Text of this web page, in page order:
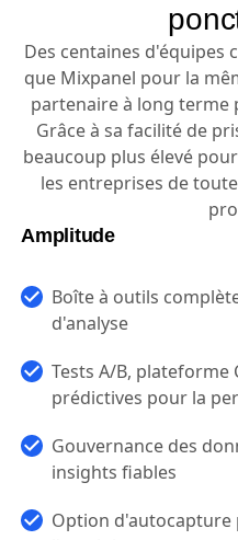
Des centaines
que Mixpanel pour la
partenaire à long terme
Grâce à sa facilité de
beaucoup plus élevé
les entreprises de
Amplitude
Boîte à outils
d'analyse
Tests A/B, plateforme
prédictives pour la
Gouvernance des
insights fiables
Option d'autocapture